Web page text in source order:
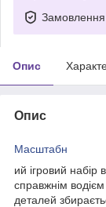
Замовлення
Опис
Опис
Масштабн
ий ігровий набір
справжнім
деталей